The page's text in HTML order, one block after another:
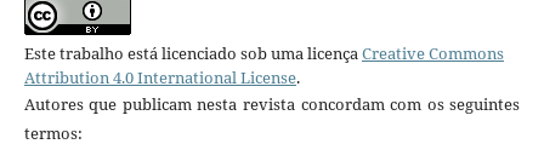
Este trabalho está licenciado sob uma licençaCreative Commons
Attribution 4.0 International License.
Autores que publicam nesta revista concordam com os seguintes
termos: